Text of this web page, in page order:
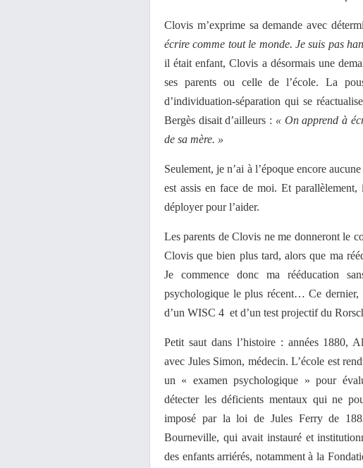
Clovis m’exprime sa demande avec
écrire comme tout le monde. Je suis pas
il était enfant, Clovis a désormais une
ses parents ou celle de l’école. La
d’individuation-séparation qui se
Bergès disait d’ailleurs : « On apprend à
de sa mère. »
Seulement, je n’ai à l’époque encore
est assis en face de moi. Et
déployer pour l’aider.
Les parents de Clovis ne me donneront le
Clovis que bien plus tard, alors que ma
Je commence donc ma rééducation
psychologique le plus récent… Ce dernier,
d’un WISC 4 et d’un test projectif du
Petit saut dans l’histoire : années 1880,
avec Jules Simon, médecin. L’école est
un « examen psychologique » pour
détecter les déficients mentaux qui ne
imposé par la loi de Jules Ferry de
Bourneville, qui avait instauré et
des enfants arriérés, notamment à la